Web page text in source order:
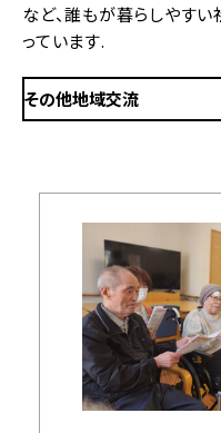
など、誰もが暮らしやす
っています.